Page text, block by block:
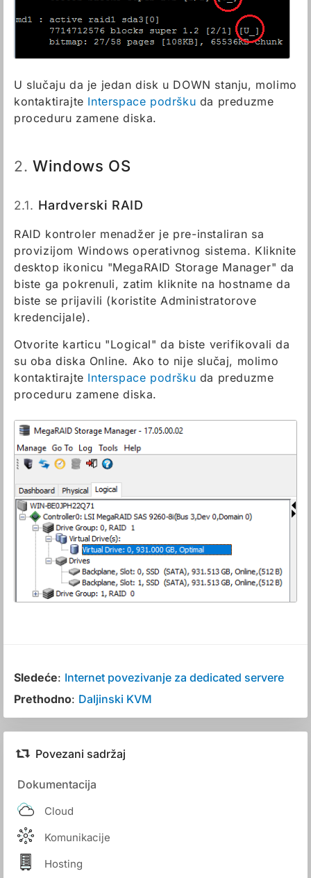
U slučaju da je jedan disk u DOWN stanju, molimo
kontaktirajte Interspace podršku da preduzme
proceduru zamene diska.
2. Windows OS
2.1. Hardverski RAID
RAID kontroler menadžer je pre-instaliran sa
provizijom Windows operativnog sistema. Kliknite
desktop ikonicu "MegaRAID Storage Manager" da
biste ga pokrenuli, zatim kliknite na hostname da
biste se prijavili (koristite Administratorove
kredencijale).
Otvorite karticu "Logical" da biste verifikovali da
su oba diska Online. Ako to nije slučaj, molimo
kontaktirajte Interspace podršku da preduzme
proceduru zamene diska.
Sledeće: Internet povezivanje za dedicated servere
Prethodno: Daljinski KVM
Povezani sadržaj
Dokumentacija
Cloud
Komunikacije
Hosting